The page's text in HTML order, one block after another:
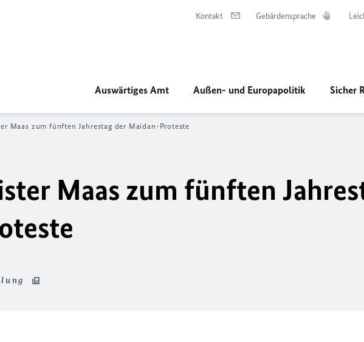
Kontakt Gebärdensprache
Auswärtiges Amt Außen- und Europapolitik Sicher
Maas zum fünften Jahrestag der Maidan-Proteste
Maas zum fünften